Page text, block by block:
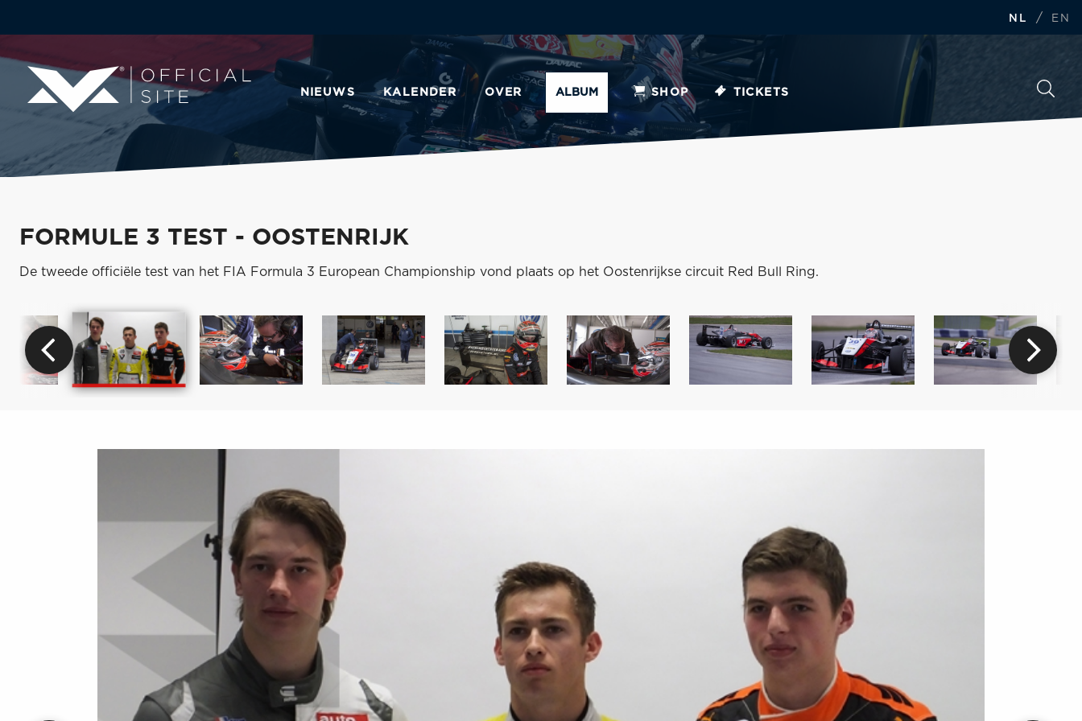
NL / EN
NIEUWS KALENDER OVER ALBUM SHOP TICKETS
FORMULE 3 TEST - OOSTENRIJK
De tweede officiële test van het FIA Formula 3 European Championship vond plaats op het Oostenrijkse circuit Red Bull Ring.